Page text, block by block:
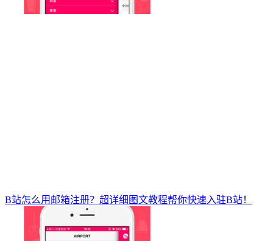
B站怎么用邮箱注册？超详细图文教程帮你快速入驻B站！